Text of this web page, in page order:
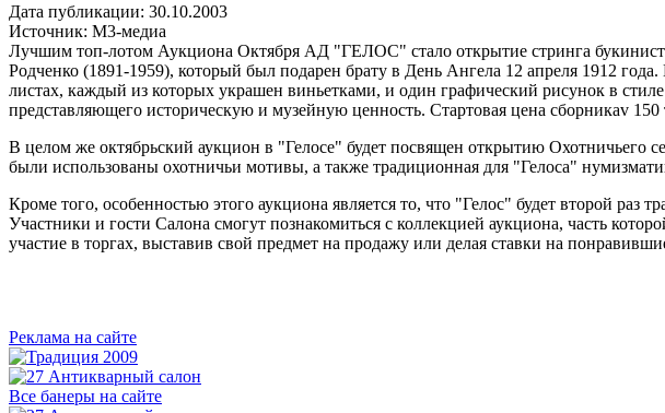
Дата публикации: 30.10.2003
Источник: М3-медиа
Лучшим топ-лотом Аукциона Октября АД "ГЕЛОС" стало открытие стринга
Родченко (1891-1959), который был подарен брату в День Ангела 12 апреля 1912
листах, каждый из которых украшен виньетками, и один графический рисунок в
представляющего историческую и музейную ценность. Стартовая цена сборникаv 150
В целом же октябрьский аукцион в "Гелосе" будет посвящен открытию Охотничьего
были использованы охотничьи мотивы, а также традиционная для "Гелоса"
Кроме того, особенностью этого аукциона является то, что "Гелос" будет второй
Участники и гости Салона смогут познакомиться с коллекцией аукциона, часть
участие в торгах, выставив свой предмет на продажу или делая ставки на
Реклама на сайте
Все банеры на сайте